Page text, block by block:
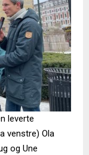
leverte
venstre) Ola
og Une